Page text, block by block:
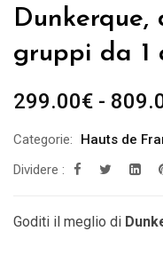
Dunkerque,
gruppi da 1
299.00€ -
Categorie: Hauts de
Dividere :
Goditi il ​​meglio di